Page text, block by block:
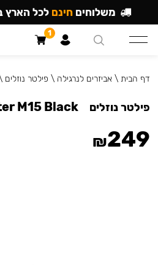
דף הבית \אביזרים לנרגילה \ פילטר נוזלים
פילטר נוזלים M15 Black
₪249
משלוחים חינם לכל הארץ
1